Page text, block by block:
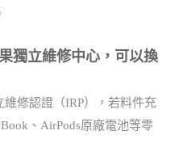
獨立維修中心，可以換
維修認證（IRP），若料件充
、AirPods原廠電池等零